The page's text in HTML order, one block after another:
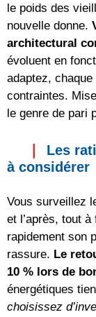
le poids des
nouvelle donne.
architectural
évoluent en
adaptez,
contraintes.
le genre de pari
Les
à considérer
Vous surveillez
et l’après, tout
rapidement son
rassure. Le
10 % lors de
énergétiques
choisissez